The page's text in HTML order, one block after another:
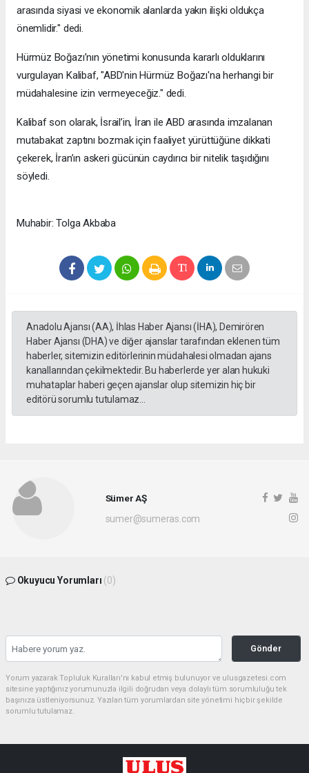
arasında siyasi ve ekonomik alanlarda yakın ilişki oldukça
önemlidir." dedi.
Hürmüz Boğazı’nın yönetimi konusunda kararlı olduklarını
vurgulayan Kalibaf, "ABD'nin Hürmüz Boğazı'na herhangi bir
müdahalesine izin vermeyeceğiz." dedi.
Kalibaf son olarak, İsrail’in, İran ile ABD arasında imzalanan
mutabakat zaptını bozmak için faaliyet yürüttüğüne dikkati
çekerek, İran’ın askeri gücünün caydırıcı bir nitelik taşıdığını
söyledi.
Muhabir: Tolga Akbaba
Anadolu Ajansı (AA), İhlas Haber Ajansı (İHA), Demirören
Haber Ajansı (DHA) ve diğer ajanslar tarafından eklenen tüm
haberler, sitemizin editörlerinin müdahalesi olmadan ajans
kanallarından çekilmektedir. Bu haberlerde yer alan hukuki
muhataplar haberi geçen ajanslar olup sitemizin hiç bir
editörü sorumlu tutulamaz...
Sümer AŞ
sumer@sumeras.com
Okuyucu Yorumları (0)
Gönder
Yorum yazarak Topluluk Kuralları’nı kabul etmiş bulunuyor ve ulusgazetesi.com
sitesine yaptığınız yorumunuzla ilgili doğrudan veya dolaylı tüm sorumluluğu tek
başınıza üstleniyorsunuz. Yazılan tüm yorumlardan site yönetimi hiçbir şekilde
sorumlu tutulamaz.